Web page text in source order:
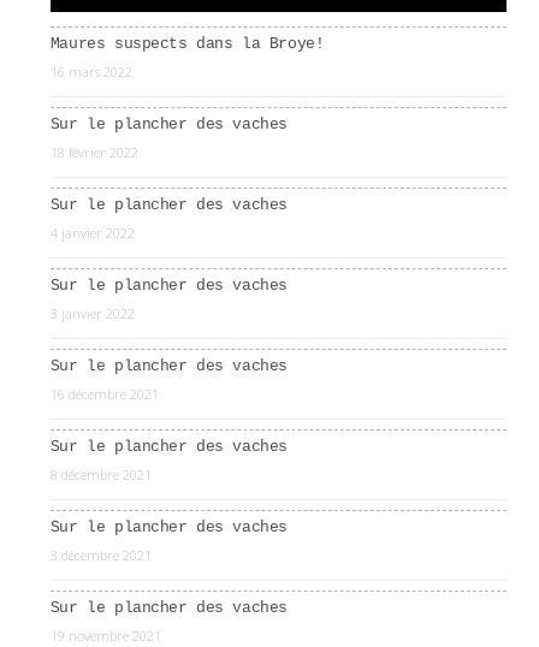
Maures suspects dans la Broye!
16 mars 2022
Sur le plancher des vaches
18 février 2022
Sur le plancher des vaches
4 janvier 2022
Sur le plancher des vaches
3 janvier 2022
Sur le plancher des vaches
16 décembre 2021
Sur le plancher des vaches
8 décembre 2021
Sur le plancher des vaches
3 décembre 2021
Sur le plancher des vaches
19 novembre 2021